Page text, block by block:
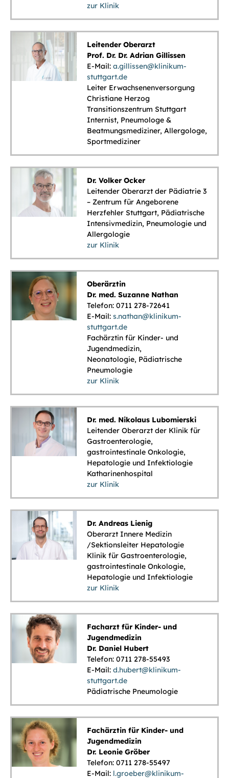
zur Klinik
Leitender Oberarzt
Prof. Dr. Dr. Adrian Gillissen
E-Mail:a.gillissen@klinikum-
stuttgart.de
Leiter Erwachsenenversorgung
Christiane Herzog
Transitionszentrum Stuttgart
Internist, Pneumologe &
Beatmungsmediziner, Allergologe,
Sportmediziner
Dr. Volker Ocker
Leitender Oberarzt der Pädiatrie 3
– Zentrum für Angeborene
Herzfehler Stuttgart, Pädiatrische
Intensivmedizin, Pneumologie und
Allergologie
zur Klinik
Oberärztin
Dr. med. Suzanne Nathan
Telefon: 0711 278-72641
E-Mail:s.nathan@klinikum-
stuttgart.de
Fachärztin für Kinder- und
Jugendmedizin,
Neonatologie, Pädiatrische
Pneumologie
zur Klinik
Dr. med. Nikolaus Lubomierski
Leitender Oberarzt der Klinik für
Gastroenterologie,
gastrointestinale Onkologie,
Hepatologie und Infektiologie
Katharinenhospital
zur Klinik
Dr. Andreas Lienig
Oberarzt Innere Medizin
/Sektionsleiter Hepatologie
Klinik für Gastroenterologie,
gastrointestinale Onkologie,
Hepatologie und Infektiologie
zur Klinik
Facharzt für Kinder- und
Jugendmedizin
Dr. Daniel Hubert
Telefon: 0711 278-55493
E-Mail:d.hubert@klinikum-
stuttgart.de
Pädiatrische Pneumologie
Fachärztin für Kinder- und
Jugendmedizin
Dr. Leonie Gröber
Telefon: 0711 278-55497
E-Mail: l.groeber@klinikum-